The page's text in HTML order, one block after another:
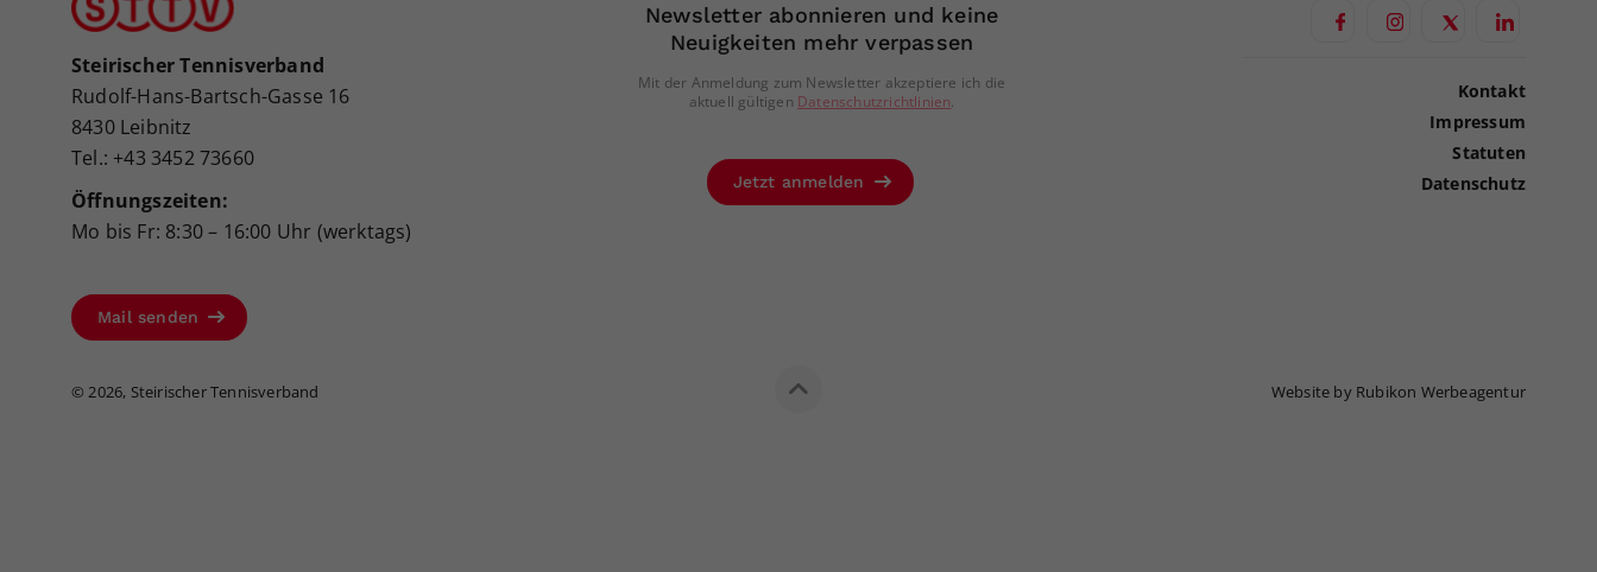
Steirischer Tennisverband
Rudolf-Hans-Bartsch-Gasse 16
8430 Leibnitz
Tel.: +43 3452 73660
Öffnungszeiten:
Mo bis Fr: 8:30 – 16:00 Uhr (werktags)
Mail senden
Newsletter abonnieren und keine
Neuigkeiten mehr verpassen
Mit der Anmeldung zum Newsletter akzeptiere ich die
aktuell gültigen Datenschutzrichtlinien.
Jetzt anmelden
Kontakt
Impressum
Statuten
Datenschutz
©2026, Steirischer Tennisverband Website by Rubikon Werbeagentur